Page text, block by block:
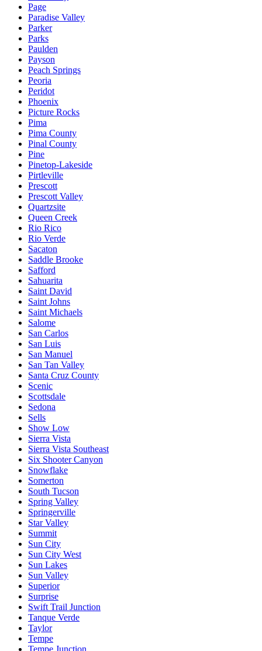
Page
Paradise Valley
Parker
Parks
Paulden
Payson
Peach Springs
Peoria
Peridot
Phoenix
Picture Rocks
Pima
Pima County
Pinal County
Pine
Pinetop-Lakeside
Pirtleville
Prescott
Prescott Valley
Quartzsite
Queen Creek
Rio Rico
Rio Verde
Sacaton
Saddle Brooke
Safford
Sahuarita
Saint David
Saint Johns
Saint Michaels
Salome
San Carlos
San Luis
San Manuel
San Tan Valley
Santa Cruz County
Scenic
Scottsdale
Sedona
Sells
Show Low
Sierra Vista
Sierra Vista Southeast
Six Shooter Canyon
Snowflake
Somerton
South Tucson
Spring Valley
Springerville
Star Valley
Summit
Sun City
Sun City West
Sun Lakes
Sun Valley
Superior
Surprise
Swift Trail Junction
Tanque Verde
Taylor
Tempe
Tempe Junction